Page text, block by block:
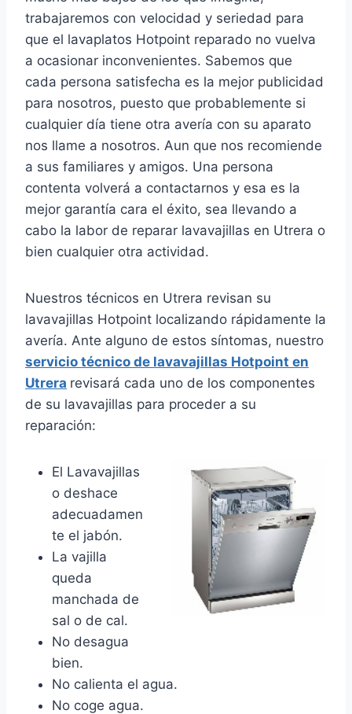
trabajaremos con velocidad y seriedad para
que el lavaplatos Hotpoint reparado no vuelva
a ocasionar inconvenientes. Sabemos que
cada persona satisfecha es la mejor publicidad
para nosotros, puesto que probablemente si
cualquier día tiene otra avería con su aparato
nos llame a nosotros. Aun que nos recomiende
a sus familiares y amigos. Una persona
contenta volverá a contactarnos y esa es la
mejor garantía cara el éxito, sea llevando a
cabo la labor de reparar lavavajillas en Utrera o
bien cualquier otra actividad.
Nuestros técnicos en Utrera revisan su
lavavajillas Hotpoint localizando rápidamente la
avería. Ante alguno de estos síntomas, nuestro
servicio técnico de lavavajillas Hotpoint en
Utrera revisará cada uno de los componentes
de su lavavajillas para proceder a su
reparación:
El Lavavajillas
o deshace
adecuadamen
te el jabón.
La vajilla
queda
manchada de
sal o de cal.
No desagua
bien.
No calienta el agua.
No coge agua.